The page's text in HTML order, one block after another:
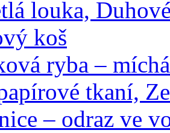
louka,
koš
ryba –
tkaní,
– odraz ve